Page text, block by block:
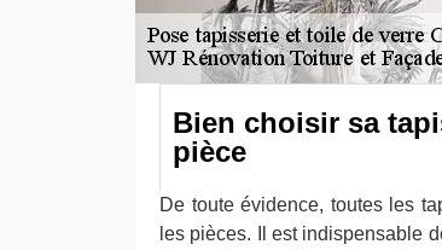
Bien choisir sa
pièce
De toute évidence, toutes les
les pièces. Il est indispensable